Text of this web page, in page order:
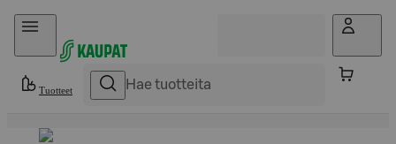
Hyppää sisältöön
Tuotteet